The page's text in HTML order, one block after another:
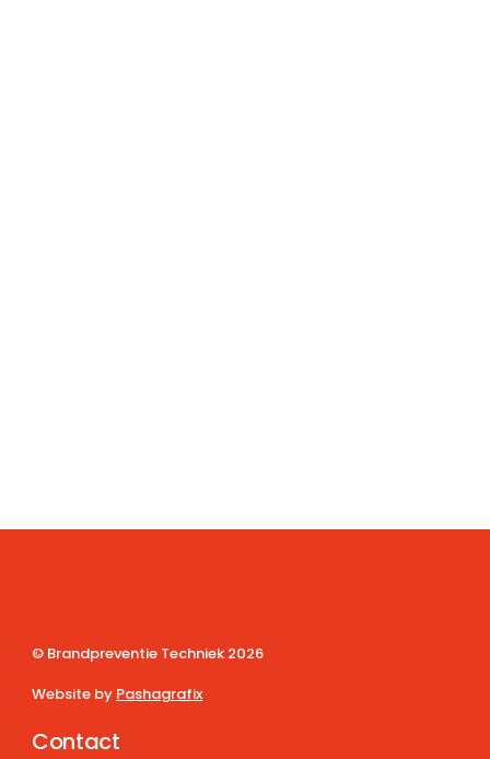
© Brandpreventie Techniek 2026
Website by Pashagrafix
Contact